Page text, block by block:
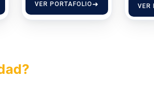
VER PORTAFOLIO VER